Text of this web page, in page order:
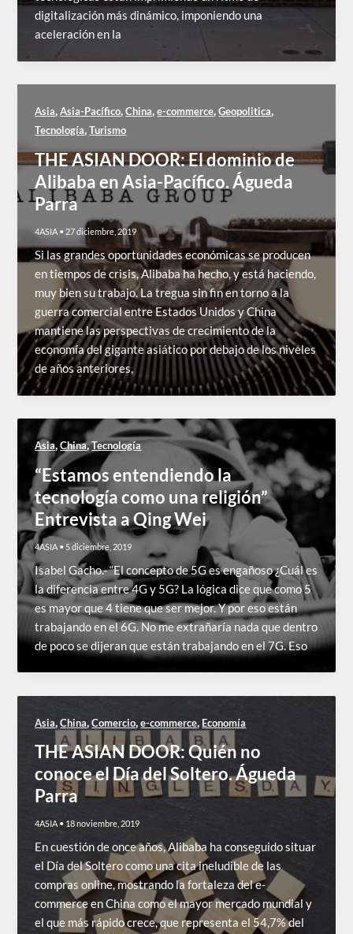
digitalización más dinámico, imponiendo una
aceleración en la
Asia,Asia-Pacífico,China,e-commerce,Geopolitica,
Tecnología,Turismo
THE ASIAN DOOR: El dominio de
Alibaba en Asia-Pacífico. Águeda
Parra
4ASIA • 27 diciembre, 2019
Si las grandes oportunidades económicas se producen
en tiempos de crisis, Alibaba ha hecho, y está haciendo,
muy bien su trabajo. La tregua sin fin en torno a la
guerra comercial entre Estados Unidos y China
mantiene las perspectivas de crecimiento de la
economía del gigante asiático por debajo de los niveles
de años anteriores,
Asia,China,Tecnología
“Estamos entendiendo la
tecnología como una religión”
Entrevista a Qing Wei
4ASIA • 5 diciembre, 2019
Isabel Gacho.- “El concepto de 5G es engañoso ¿Cuál es
la diferencia entre 4G y 5G? La lógica dice que como 5
es mayor que 4 tiene que ser mejor. Y por eso están
trabajando en el 6G. No me extrañaría nada que dentro
de poco se dijeran que están trabajando en el 7G. Eso
Asia,China,Comercio,e-commerce, Economía
THE ASIAN DOOR: Quién no
conoce el Día del Soltero. Águeda
Parra
4ASIA • 18 noviembre, 2019
En cuestión de once años, Alibaba ha conseguido situar
el Día del Soltero como una cita ineludible de las
compras online, mostrando la fortaleza del e-
commerce en China como el mayor mercado mundial y
el que más rápido crece, que representa el 54,7% del